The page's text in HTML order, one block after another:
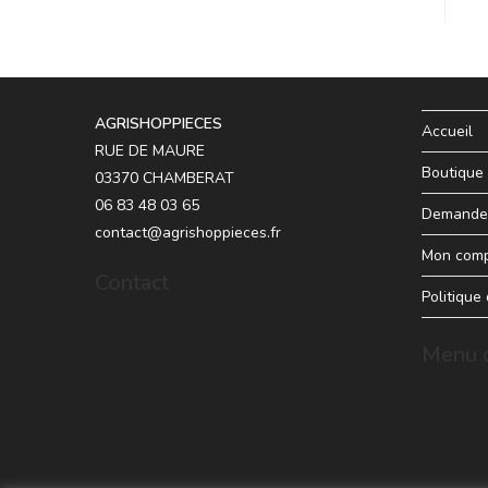
AGRISHOPPIECES
RUE DE MAURE
03370 CHAMBERAT
06 83 48 03 65
contact@agrishoppieces.fr
Accueil
Boutique
Mon
Politique